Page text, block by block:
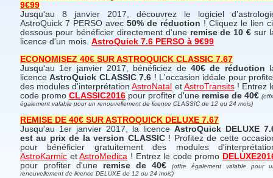
9€99
Jusqu'au 8 janvier 2017, découvrez le logiciel
AstroQuick 7 PERSO avec 50% de réduction ! Cliquez le lien
dessous pour bénéficier directement d'une remise de 10 € sur
licence d'un mois. AstroQuick 7.6 PERSO à 9€99
ECONOMISEZ 40€ SUR ASTROQUICK CLASSIC 7.67
Jusqu'au 1er janvier 2017, bénéficiez de 40€ de réduction
licenceAstroQuick CLASSIC 7.6 ! L'occasion idéale pour
des modules d'interprétationAstroNatal et AstroTransits! Entrez
code promo CLASSIC2016 pour profiter d'une remise de 40€
également valable pour un renouvellement de licence CLASSIC de 12 ou 24 mois)
REMISE DE 40€ SUR ASTROQUICK DELUXE 7.67
Jusqu'au 1er janvier 2017, la licence AstroQuick DELUXE
est au prix de la version CLASSIC! Profitez de cette
pour bénéficier gratuitement des modules
AstroKarmic etAstroMedica ! Entrez le code promo
pour profiter d'une remise de 40€
(offre également valable pour
renouvellement de licence DELUXE de 12 ou 24 mois)